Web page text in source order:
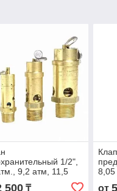
1/2",
9,2 атм, 11,5
атм
500₸
8,05
от